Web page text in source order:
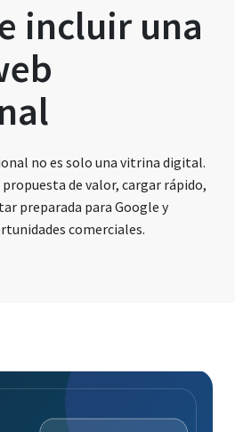
incluir una
no es solo una vitrina digital.
de valor, cargar rápido,
preparada para Google y
comerciales.